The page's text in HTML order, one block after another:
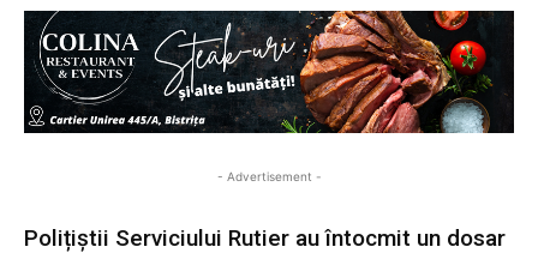
- Advertisement -
Polițiștii Serviciului Rutier au întocmit un dosar